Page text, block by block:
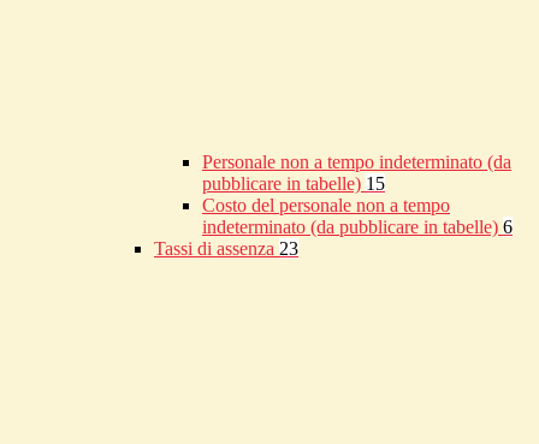
Personale non a tempo indeterminato (da
pubblicare in tabelle) 15
Costo del personale non a tempo
indeterminato (da pubblicare in tabelle) 6
Tassi di assenza 23